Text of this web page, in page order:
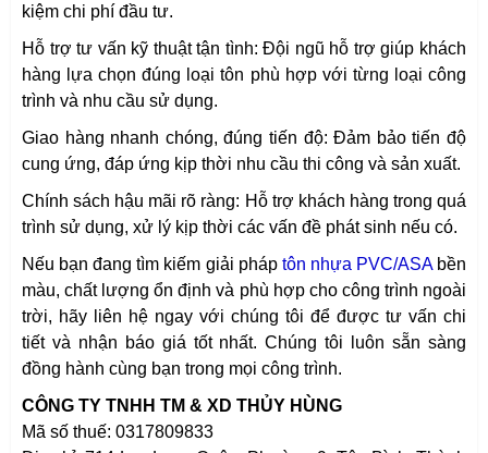
kiệm chi phí đầu tư.
Hỗ trợ tư vấn kỹ thuật tận tình: Đội ngũ hỗ trợ giúp khách
hàng lựa chọn đúng loại tôn phù hợp với từng loại công
trình và nhu cầu sử dụng.
Giao hàng nhanh chóng, đúng tiến độ: Đảm bảo tiến độ
cung ứng, đáp ứng kịp thời nhu cầu thi công và sản xuất.
Chính sách hậu mãi rõ ràng: Hỗ trợ khách hàng trong quá
trình sử dụng, xử lý kịp thời các vấn đề phát sinh nếu có.
Nếu bạn đang tìm kiếm giải pháp tôn nhựa PVC/ASAbền
màu, chất lượng ổn định và phù hợp cho công trình ngoài
trời, hãy liên hệ ngay với chúng tôi để được tư vấn chi
tiết và nhận báo giá tốt nhất. Chúng tôi luôn sẵn sàng
đồng hành cùng bạn trong mọi công trình.
CÔNG TY TNHH TM & XD THỦY HÙNG
Mã số thuế: 0317809833